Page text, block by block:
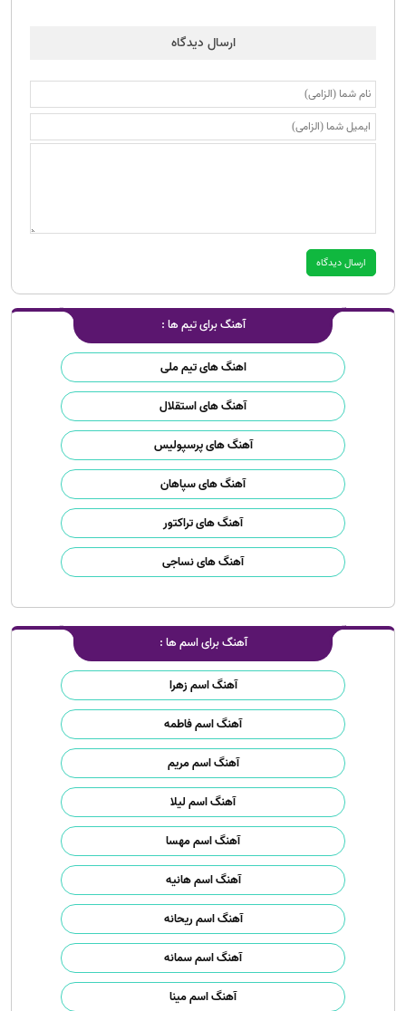
آهنگ برای تیم ها :
اهنگ های تیم ملی
آهنگ های استقلال
آهنگ های پرسپولیس
آهنگ های سپاهان
آهنگ های تراکتور
آهنگ های نساجی
آهنگ برای اسم ها :
آهنگ اسم زهرا
آهنگ اسم فاطمه
آهنگ اسم مریم
آهنگ اسم لیلا
آهنگ اسم مهسا
آهنگ اسم هانیه
آهنگ اسم ریحانه
آهنگ اسم سمانه
آهنگ اسم مینا
ارسال دیدگاه